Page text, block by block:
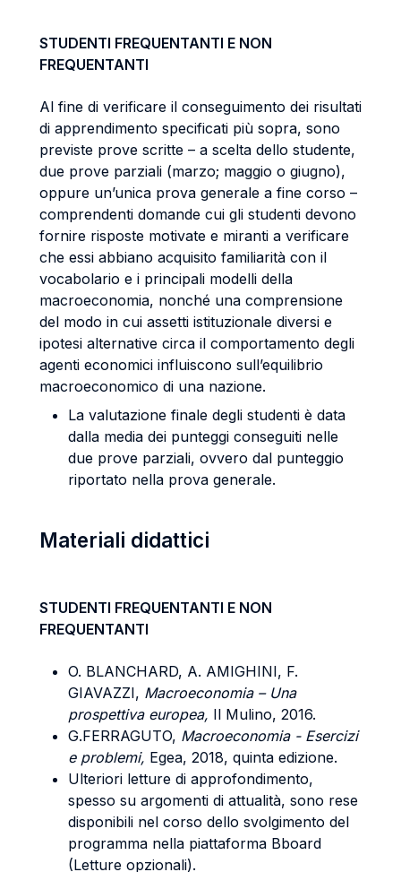
STUDENTI FREQUENTANTI E NON
FREQUENTANTI
Al fine di verificare il conseguimento dei risultati
di apprendimento specificati più sopra, sono
previste prove scritte – a scelta dello studente,
due prove parziali (marzo; maggio o giugno),
oppure un’unica prova generale a fine corso –
comprendenti domande cui gli studenti devono
fornire risposte motivate e miranti a verificare
che essi abbiano acquisito familiarità con il
vocabolario e i principali modelli della
macroeconomia, nonché una comprensione
del modo in cui assetti istituzionale diversi e
ipotesi alternative circa il comportamento degli
agenti economici influiscono sull’equilibrio
macroeconomico di una nazione.
La valutazione finale degli studenti è data
dalla media dei punteggi conseguiti nelle
due prove parziali, ovvero dal punteggio
riportato nella prova generale.
Materiali didattici
STUDENTI FREQUENTANTI E NON
FREQUENTANTI
O. BLANCHARD, A. AMIGHINI, F.
GIAVAZZI, Macroeconomia – Una
prospettiva europea, Il Mulino, 2016.
G.FERRAGUTO, Macroeconomia - Esercizi
e problemi, Egea, 2018, quinta edizione.
Ulteriori letture di approfondimento,
spesso su argomenti di attualità, sono rese
disponibili nel corso dello svolgimento del
programma nella piattaforma Bboard
(Letture opzionali).